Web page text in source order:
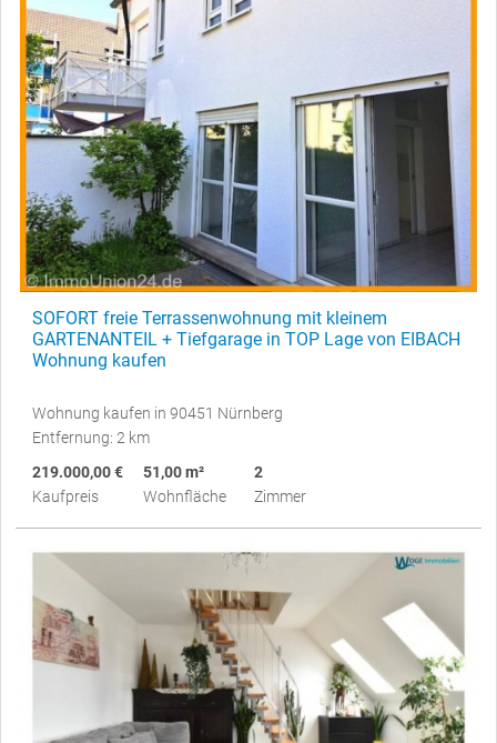
SOFORT freie Terrassenwohnung mit kleinem
GARTENANTEIL + Tiefgarage in TOP Lage von EIBACH
Wohnung kaufen
Wohnung kaufen in 90451 Nürnberg
Entfernung: 2 km
219.000,00 €
Kaufpreis
51,00 m²
Wohnfläche
2
Zimmer